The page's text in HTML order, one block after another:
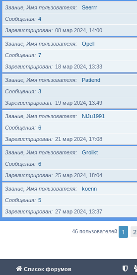
Звание, Имя пользователя
Seerrr
Сообщения
4
Зарегистрирован
08 мар 2024, 14:00
Звание, Имя пользователя
Opell
Сообщения
7
Зарегистрирован
18 мар 2024, 13:33
Звание, Имя пользователя
Pattend
Сообщения
3
Зарегистрирован
19 мар 2024, 13:49
Звание, Имя пользователя
NiJu1991
Сообщения
6
Зарегистрирован
21 мар 2024, 17:08
Звание, Имя пользователя
Grolikt
Сообщения
6
Зарегистрирован
25 мар 2024, 18:04
Звание, Имя пользователя
koenn
Сообщения
5
Зарегистрирован
27 мар 2024, 13:37
46 пользователей 1 2
Список форумов